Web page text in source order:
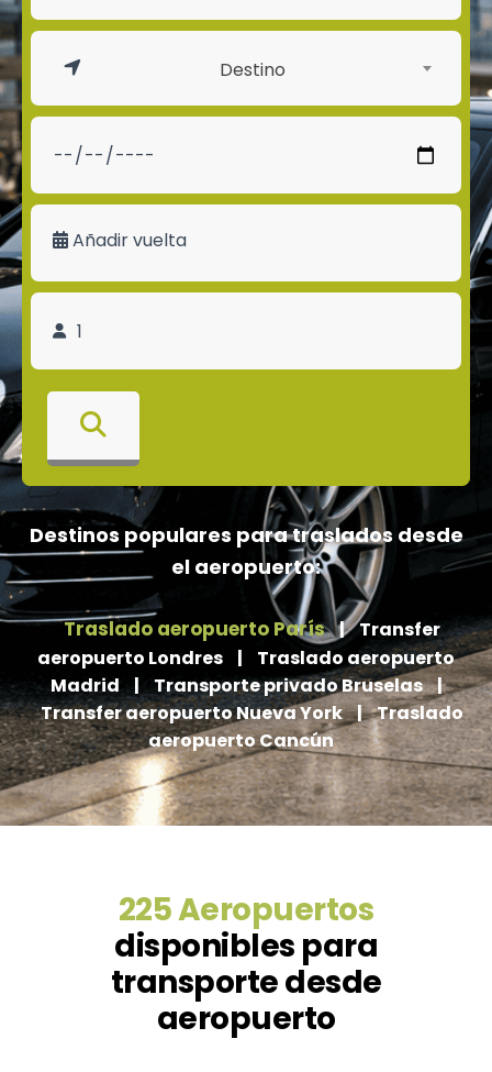
Destino
Añadir vuelta
Destinos populares para traslados desde
el aeropuerto:
Traslado aeropuerto París | Transfer
aeropuerto Londres
|
Traslado aeropuerto
Madrid
| Transporte privado Bruselas |
Transfer aeropuerto Nueva York | Traslado
aeropuerto Cancún
225 Aeropuertos
disponibles para
transporte desde
aeropuerto